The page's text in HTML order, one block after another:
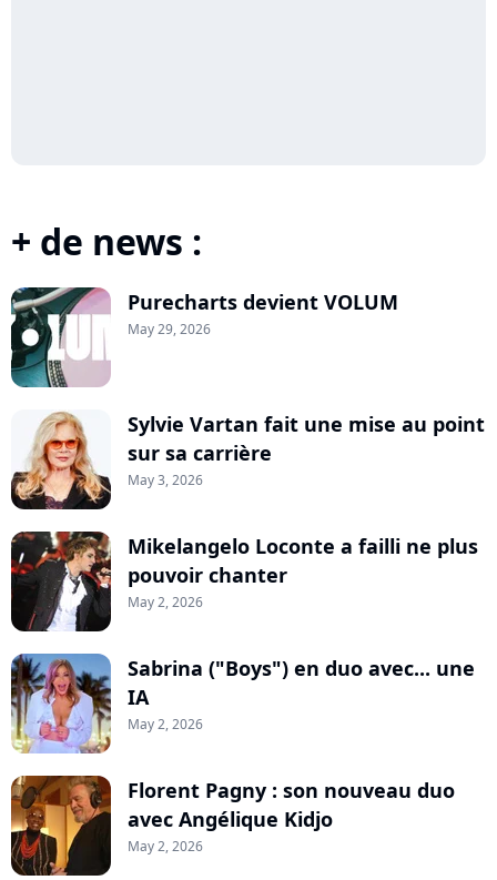
+ de news :
Purecharts devient VOLUM
May 29, 2026
Sylvie Vartan fait une mise au point
sur sa carrière
May 3, 2026
Mikelangelo Loconte a failli ne plus
pouvoir chanter
May 2, 2026
Sabrina ("Boys") en duo avec... une
IA
May 2, 2026
Florent Pagny : son nouveau duo
avec Angélique Kidjo
May 2, 2026